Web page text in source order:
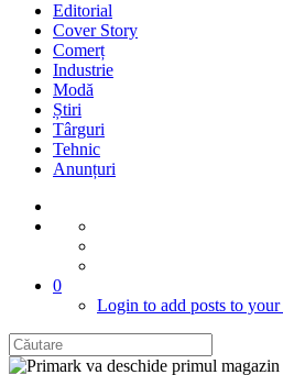
Editorial
Cover Story
Comerț
Industrie
Modă
Știri
Târguri
Tehnic
Anunțuri
0
Login to add posts to your